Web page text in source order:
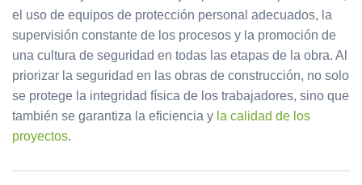
el uso de equipos de protección personal adecuados, la
supervisión constante de los procesos y la promoción de
una cultura de seguridad en todas las etapas de la obra. Al
priorizar la seguridad en las obras de construcción, no solo
se protege la integridad física de los trabajadores, sino que
también se garantiza la eficiencia y la calidad de los
proyectos.